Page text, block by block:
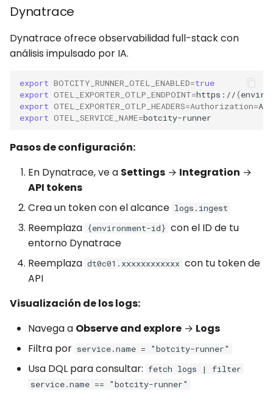
Dynatrace
Dynatrace ofrece observabilidad full-stack con
análisis impulsado por IA.
export BOTCITY_RUNNER_OTEL_ENABLED=true
export OTEL_EXPORTER_OTLP_ENDPOINT=https://{
export OTEL_EXPORTER_OTLP_HEADERS=Authorization=
export OTEL_SERVICE_NAME=
Pasos de configuración:
En Dynatrace, ve a Settings → Integration →
API tokens
Crea un token con el alcance logs.ingest
Reemplaza {environment-id} con el ID de tu
entorno Dynatrace
Reemplaza dt0c01.xxxxxxxxxxxx con tu token de
API
Visualización de los logs:
Navega a Observe and explore → Logs
Filtra por service.name = "botcity-runner"
Usa DQL para consultar: fetch logs | filter
service.name == "botcity-runner"